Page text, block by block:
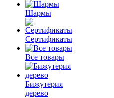
Шармы
Сертификаты
Все товары
Бижутерия
дерево